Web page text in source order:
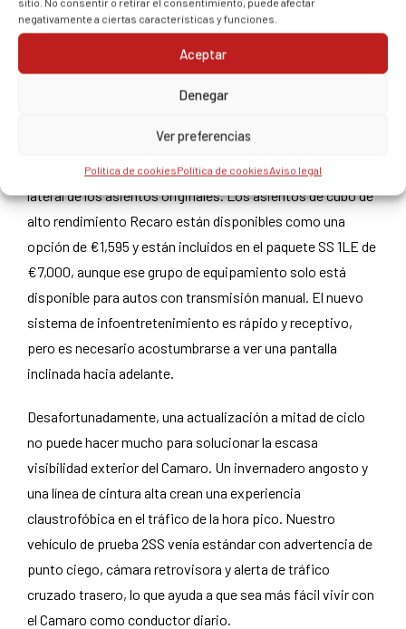
negativamente a ciertas características y funciones.
Aceptar
Denegar
Ver preferencias
Política de cookiesPolítica de cookiesAviso legal
Me gustó que pudiera obtener una posición de asiento
baja, pero podría haber usado un poco más de refuerzo
lateral de los asientos originales. Los asientos de cubo de
alto rendimiento Recaro están disponibles como una
opción de €1,595 y están incluidos en el paquete SS 1LE de
€7,000, aunque ese grupo de equipamiento solo está
disponible para autos con transmisión manual. El nuevo
sistema de infoentretenimiento es rápido y receptivo,
pero es necesario acostumbrarse a ver una pantalla
inclinada hacia adelante.
Desafortunadamente, una actualización a mitad de ciclo
no puede hacer mucho para solucionar la escasa
visibilidad exterior del Camaro. Un invernadero angosto y
una línea de cintura alta crean una experiencia
claustrofóbica en el tráfico de la hora pico. Nuestro
vehículo de prueba 2SS venía estándar con advertencia de
punto ciego, cámara retrovisora ​​y alerta de tráfico
cruzado trasero, lo que ayuda a que sea más fácil vivir con
el Camaro como conductor diario.